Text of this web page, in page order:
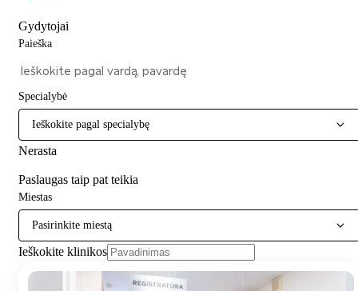
Gydytojai
Paieška
Specialybė
Ieškokite pagal specialybę
Nerasta
Paslaugas taip pat teikia
Miestas
Pasirinkite miestą
Ieškokite klinikos